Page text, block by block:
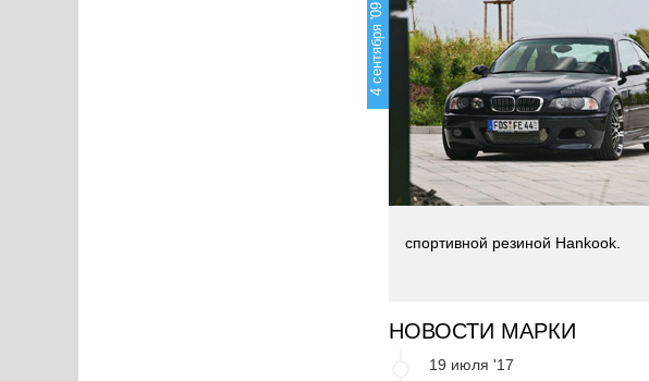
4 сентября '09
спортивной резиной Hankook.
НОВОСТИ МАРКИ
19 июля '17